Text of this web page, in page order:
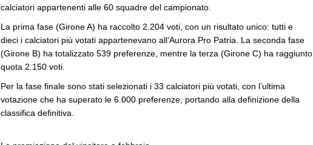
calciatori appartenenti alle 60 squadre del campionato.
La prima fase (Girone A) ha raccolto 2.204 voti, con un risultato unico: tutti e
dieci i calciatori più votati appartenevano all’Aurora Pro Patria. La seconda fase
(Girone B) ha totalizzato 539 preferenze, mentre la terza (Girone C) ha raggiunto
quota 2.150 voti.
Per la fase finale sono stati selezionati i 33 calciatori più votati, con l’ultima
votazione che ha superato le 6.000 preferenze, portando alla definizione della
classifica definitiva.